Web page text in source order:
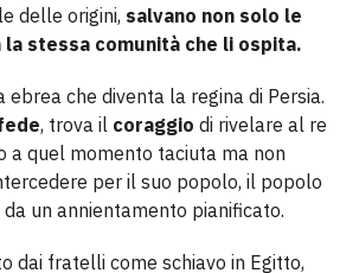
delle origini, salvano non solo le
stessa comunità che li ospita.
ebrea che diventa la regina di Persia.
, trova il coraggio di rivelare al re
a quel momento taciuta ma non
per il suo popolo, il popolo
un annientamento pianificato.
dai fratelli come schiavo in Egitto,